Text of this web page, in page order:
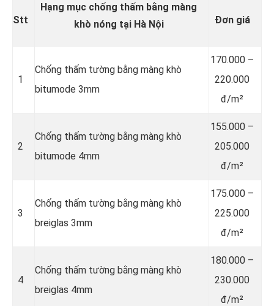
Stt
Hạng mục chống thấm bằng màng
khò nóng tại Hà Nội
Đơn giá
1
Chống thấm tường bằng màng khò
bitumode 3mm
170.000 –
220.000
đ/m²
2
Chống thấm tường bằng màng khò
bitumode 4mm
155.000 –
205.000
đ/m²
3
Chống thấm tường bằng màng khò
breiglas 3mm
175.000 –
225.000
đ/m²
4
Chống thấm tường bằng màng khò
breiglas 4mm
180.000 –
230.000
đ/m²